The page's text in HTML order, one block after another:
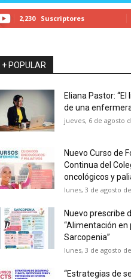
2,230 Suscriptores
+ POPULAR
Eliana Pastor: “El
de una enfermera
jueves, 6 de agosto
Nuevo Curso de
Continua del
oncológicos y
lunes, 3 de agosto
Nuevo prescribe
“Alimentación en
Sarcopenia”
lunes, 3 de agosto
“Estrategias de